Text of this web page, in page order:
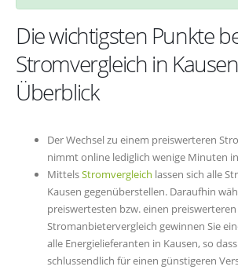
Die wichtigsten Punkte
Stromvergleich in
Überblick
Der Wechsel zu einem preiswerteren
nimmt online lediglich wenige Minuten
MittelsStromvergleich lassen sich alle
Kausen gegenüberstellen. Daraufhin
preiswertesten bzw. einen
Stromanbietervergleich gewinnen Sie
alle Energielieferanten in Kausen, so dass
schlussendlich für einen günstigeren